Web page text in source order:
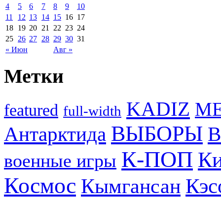
« Июн Авг »
4
5 6 7 8 9
10
11
12 13 14 15 16 17
18 19 20 21 22 23 24
25 26 27 28 29 30 31
Метки
featured full-width KADIZ
Антарктида ВЫБОРЫ
военные игры К-ПОП
Космос Кымгансан